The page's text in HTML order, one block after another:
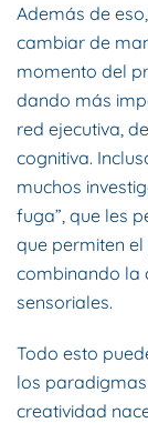
Además de
cambiar de
momento del
dando más
red ejecutiva,
cognitiva.
muchos
fuga”, que les
que permiten el
combinando la
sensoriales.
Todo esto
los
creatividad